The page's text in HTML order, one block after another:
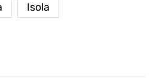
Isola